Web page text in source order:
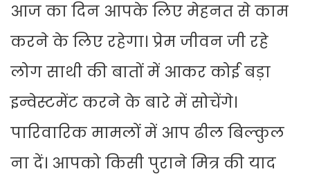
आज का दिन आपके लिए मेहनत से काम
करने के लिए रहेगा। प्रेम जीवन जी रहे
लोग साथी की बातों में आकर कोई बड़ा
इन्वेस्टमेंट करने के बारे में सोचेंगे।
पारिवारिक मामलों में आप ढील बिल्कुल
ना दें। आपको किसी पुराने मित्र की याद